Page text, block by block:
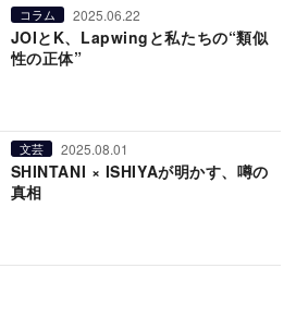
コラム 2025.06.22
JOIとK、Lapwingと私たちの“類似
性の正体”
文芸 2025.08.01
SHINTANI × ISHIYAが明かす、噂の
真相